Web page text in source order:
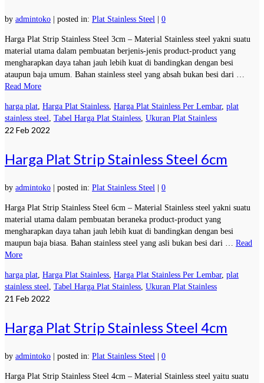
by admintoko posted in: Plat Stainless Steel 0
Harga Plat Strip Stainless Steel 3cm – Material Stainless steel yakni suatu
material utama dalam pembuatan berjenis-jenis product-product yang
mengharapkan daya tahan jauh lebih kuat di bandingkan dengan besi
ataupun baja umum. Bahan stainless steel yang absah bukan besi dari …
Read More
harga plat, Harga Plat Stainless, Harga Plat Stainless Per Lembar, plat
stainless steel, Tabel Harga Plat Stainless, Ukuran Plat Stainless
22 Feb 2022
Harga Plat Strip Stainless Steel 6cm
by admintoko posted in: Plat Stainless Steel 0
Harga Plat Strip Stainless Steel 6cm – Material Stainless steel yakni suatu
material utama dalam pembuatan beraneka product-product yang
mengharapkan daya tahan jauh lebih kuat di bandingkan dengan besi
maupun baja biasa. Bahan stainless steel yang asli bukan besi dari … Read
More
harga plat, Harga Plat Stainless, Harga Plat Stainless Per Lembar, plat
stainless steel, Tabel Harga Plat Stainless, Ukuran Plat Stainless
21 Feb 2022
Harga Plat Strip Stainless Steel 4cm
by admintoko posted in: Plat Stainless Steel 0
Harga Plat Strip Stainless Steel 4cm – Material Stainless steel yaitu suatu